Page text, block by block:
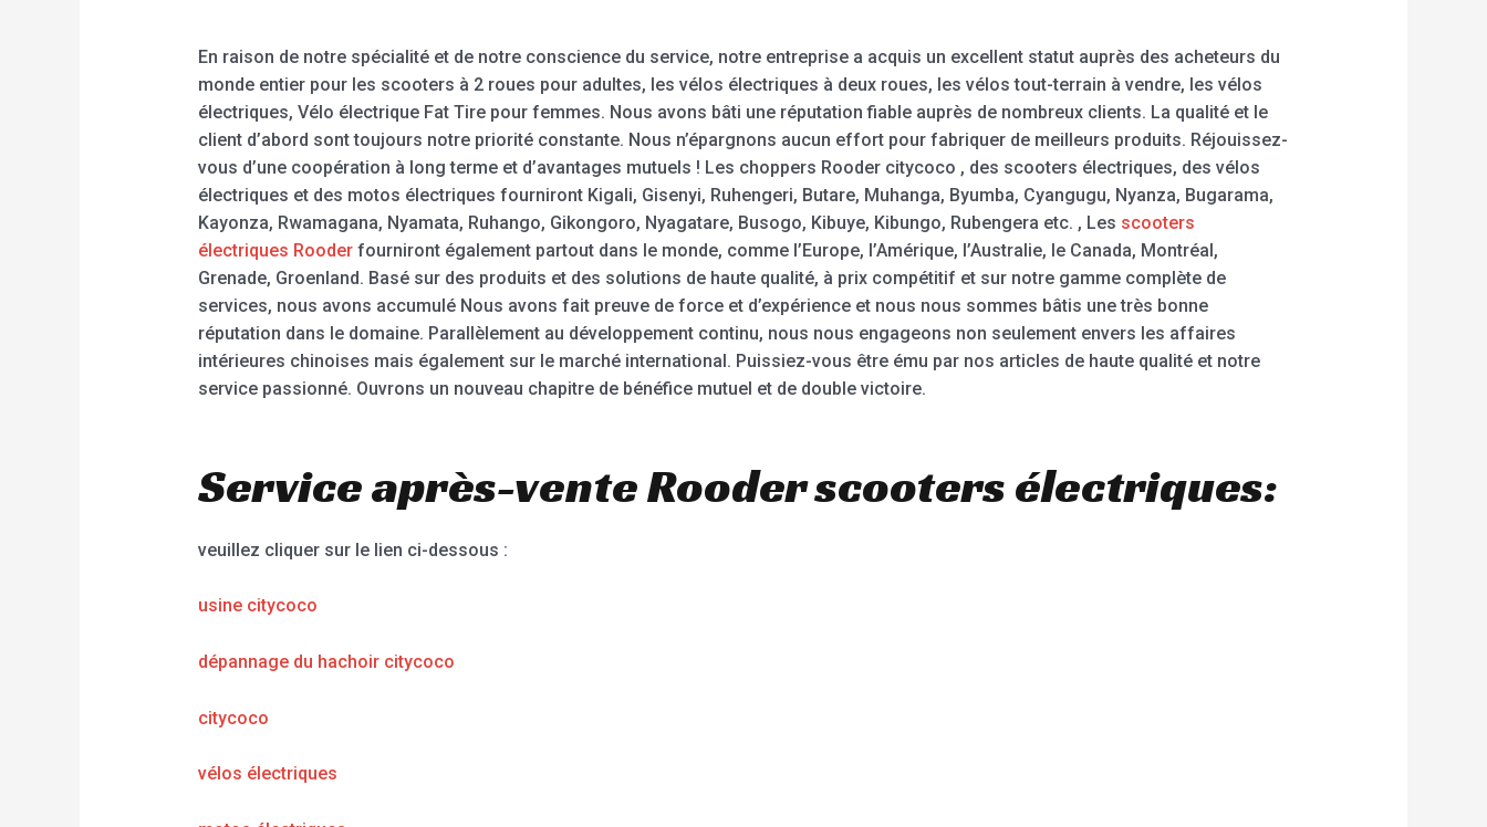
En raison de notre spécialité et de notre conscience du service, notre entreprise a acquis un excellent statut auprès des acheteurs du
monde entier pour les scooters à 2 roues pour adultes, les vélos électriques à deux roues, les vélos tout-terrain à vendre, les vélos
électriques, Vélo électrique Fat Tire pour femmes. Nous avons bâti une réputation fiable auprès de nombreux clients. La qualité et le
client d’abord sont toujours notre priorité constante. Nous n’épargnons aucun effort pour fabriquer de meilleurs produits. Réjouissez-
vous d’une coopération à long terme et d’avantages mutuels ! Les choppers Rooder citycoco , des scooters électriques, des vélos
électriques et des motos électriques fourniront Kigali, Gisenyi, Ruhengeri, Butare, Muhanga, Byumba, Cyangugu, Nyanza, Bugarama,
Kayonza, Rwamagana, Nyamata, Ruhango, Gikongoro, Nyagatare, Busogo, Kibuye, Kibungo, Rubengera etc. , Les scooters
électriques Rooderfourniront également partout dans le monde, comme l’Europe, l’Amérique, l’Australie, le Canada, Montréal,
Grenade, Groenland. Basé sur des produits et des solutions de haute qualité, à prix compétitif et sur notre gamme complète de
services, nous avons accumulé Nous avons fait preuve de force et d’expérience et nous nous sommes bâtis une très bonne
réputation dans le domaine. Parallèlement au développement continu, nous nous engageons non seulement envers les affaires
intérieures chinoises mais également sur le marché international. Puissiez-vous être ému par nos articles de haute qualité et notre
service passionné. Ouvrons un nouveau chapitre de bénéfice mutuel et de double victoire.
Service après-vente Rooder scooters électriques:
veuillez cliquer sur le lien ci-dessous :
usine citycoco
dépannage du hachoir citycoco
citycoco
vélos électriques